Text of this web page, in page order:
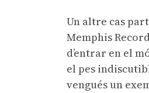
Un altre cas
Memphis
d’entrar en el
el pes
vengués un